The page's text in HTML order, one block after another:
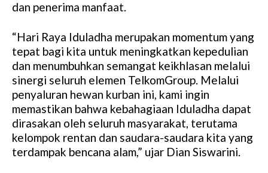
dan penerima manfaat.
“Hari Raya Iduladha merupakan momentum yang
tepat bagi kita untuk meningkatkan kepedulian
dan menumbuhkan semangat keikhlasan melalui
sinergi seluruh elemen TelkomGroup. Melalui
penyaluran hewan kurban ini, kami ingin
memastikan bahwa kebahagiaan Iduladha dapat
dirasakan oleh seluruh masyarakat, terutama
kelompok rentan dan saudara-saudara kita yang
terdampak bencana alam,” ujar Dian Siswarini.